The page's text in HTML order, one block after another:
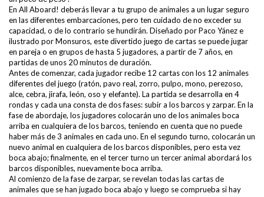
En All Aboard! deberás llevar a tu grupo de animales a un lugar seguro
en las diferentes embarcaciones, pero ten cuidado de no exceder su
capacidad, o de lo contrario se hundirán. Diseñado por Paco Yánez e
ilustrado por Monsuros, este divertido juego de cartas se puede jugar
en pareja o en grupos de hasta 5 jugadores, a partir de 7 años, en
partidas de unos 20 minutos de duración.
Antes de comenzar, cada jugador recibe 12 cartas con los 12 animales
diferentes del juego (ratón, pavo real, zorro, pulpo, mono, perezoso,
alce, cebra, jirafa, león, oso y elefante). La partida se desarrolla en 4
rondas y cada una consta de dos fases: subir a los barcos y zarpar. En la
fase de abordaje, los jugadores colocarán uno de los animales boca
arriba en cualquiera de los barcos, teniendo en cuenta que no puede
haber más de 3 animales en cada uno. En el segundo turno, colocarán un
nuevo animal en cualquiera de los barcos disponibles, pero esta vez
boca abajo; finalmente, en el tercer turno un tercer animal abordará los
barcos disponibles, nuevamente boca arriba.
Al comienzo de la fase de zarpar, se revelan todas las cartas de
animales que se han jugado boca abajo y luego se comprueba si hay